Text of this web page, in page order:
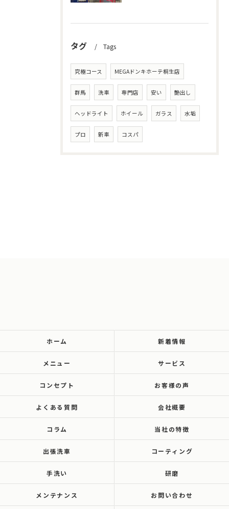
タグ Tags
究極コース MEGAドンキホーテ桐生店
群馬 洗車 専門店 安い 艶出し
ヘッドライト ホイール ガラス 水垢
プロ 新車 コスパ
ホーム 新着情報
メニュー サービス
コンセプト お客様の声
よくある質問 会社概要
コラム 当社の特徴
出張洗車 コーティング
手洗い 研磨
メンテナンス お問い合わせ